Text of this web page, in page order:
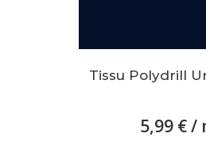
Tissu Polydrill
5,99 €/